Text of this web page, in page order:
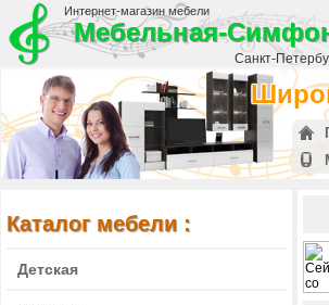
Интернет-магазин мебели
Мебельная-
Санкт-
Каталог мебели :
Детская